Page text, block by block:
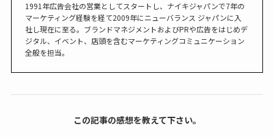
1991年広告会社の営業としてスタートし、ナイキジャパンで7年の
マーケティング経験を経て2009年にニューバランス ジャパンに入
社し現在に至る。ブランドマネジメントおよびPRや広告をはじめデ
ジタル、イベント、店頭を含むマーケティングコミュニケーション
全般を担当。
この記事の感想を教えて下さい。